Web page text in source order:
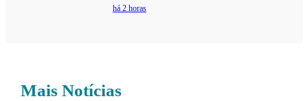
há 2 horas
Mais Notícias